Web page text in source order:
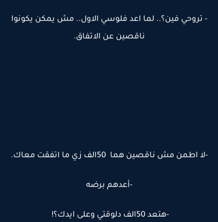
- تروحي فين؟.. لما اعد فلوسي الاول.. مش يمكن يكونوا
ناقصين عن الاتفاق.
-لا اطمن مش ناقصين هما 50الف زي ما اتفقت معاك.
-أعدهم برضه
-هتعد 50الف دلوقتي وعلى ايدك؟!